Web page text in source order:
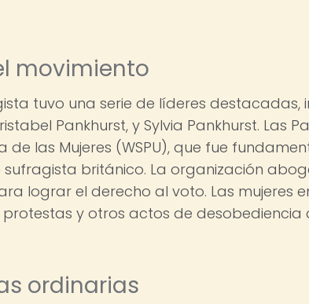
movimiento
tuvo una serie de líderes destacadas,
Pankhurst, y Sylvia Pankhurst. Las
de las Mujeres (WSPU), que fue
sufragista británico. La organización
lograr el derecho al voto. Las mujeres
y otros actos de
ordinarias